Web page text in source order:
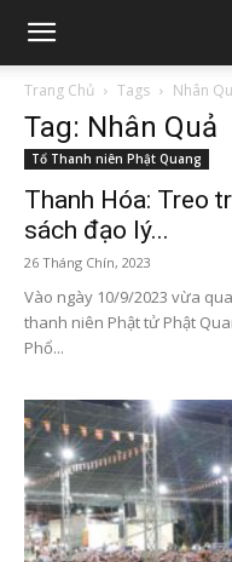
Trang Chủ Tags Nhân
Tag: Nhân Quả
Tổ Thanh niên Phật Quang
Thanh Hóa: Treo
sách đạo lý...
26 Tháng Chín, 2023
Vào ngày 10/9/2023 vừa
thanh niên Phật tử Phật
Phổ...